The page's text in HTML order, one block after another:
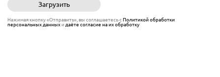
Загрузить
Нажимая кнопку «Отправить», вы соглашаетесь сПолитикой обработки
персональных данныхи даёте согласие на их обработку